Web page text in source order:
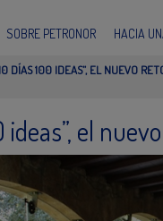
SOBRE PETRONOR HACIA
DÍAS 100 IDEAS”, EL NUEVO
ideas”, el